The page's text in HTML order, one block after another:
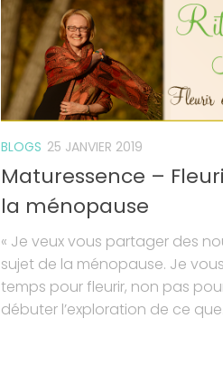
BLOGS 25 JANVIER 2019
Maturessence –
la ménopause
« Je veux vous partager des
sujet de la ménopause. Je
temps pour fleurir, non pas
débuter l’exploration de ce